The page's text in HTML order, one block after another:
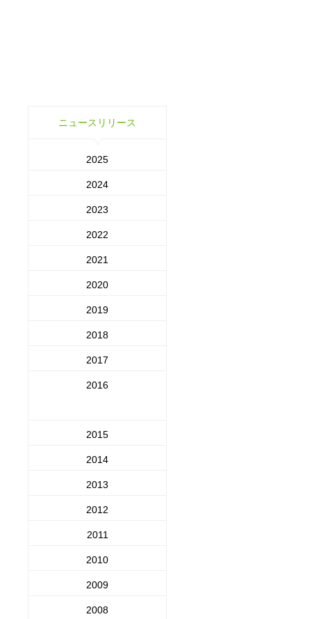
ニュースリリース
2025
2024
2023
2022
2021
2020
2019
2018
2017
2016
2015
2014
2013
2012
2011
2010
2009
2008